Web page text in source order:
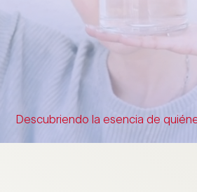
Descubriendo la esencia de